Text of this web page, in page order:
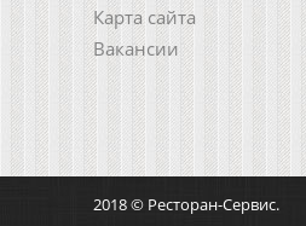
Карта сайта
Вакансии
2018 © Ресторан-Сервис.